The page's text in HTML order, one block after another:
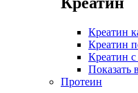
Креатин
Креатин
Креатин
Показать
Протеин